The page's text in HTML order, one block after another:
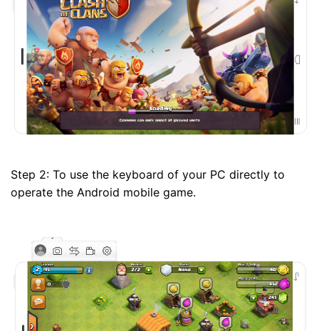
Step 2: To use the keyboard of your PC directly to
operate the Android mobile game.